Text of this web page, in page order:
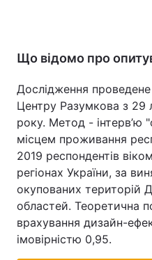
Що відомо про
Дослідження
Центру Разумкова з 29
року. Метод - інтерв’ю
місцем проживання
2019 респондентів
регіонах України, за
окупованих територій
областей. Теоретична
врахування дизайн-
імовірністю 0,95.